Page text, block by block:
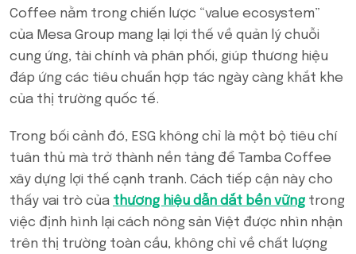
Coffee nằm trong chiến lược “value ecosystem”
của Mesa Group mang lại lợi thế về quản lý chuỗi
cung ứng, tài chính và phân phối, giúp thương hiệu
đáp ứng các tiêu chuẩn hợp tác ngày càng khắt khe
của thị trường quốc tế.
Trong bối cảnh đó, ESG không chỉ là một bộ tiêu chí
tuân thủ mà trở thành nền tảng để Tamba Coffee
xây dựng lợi thế cạnh tranh. Cách tiếp cận này cho
thấy vai trò của thương hiệu dẫn dắt bền vững trong
việc định hình lại cách nông sản Việt được nhìn nhận
trên thị trường toàn cầu, không chỉ về chất lượng